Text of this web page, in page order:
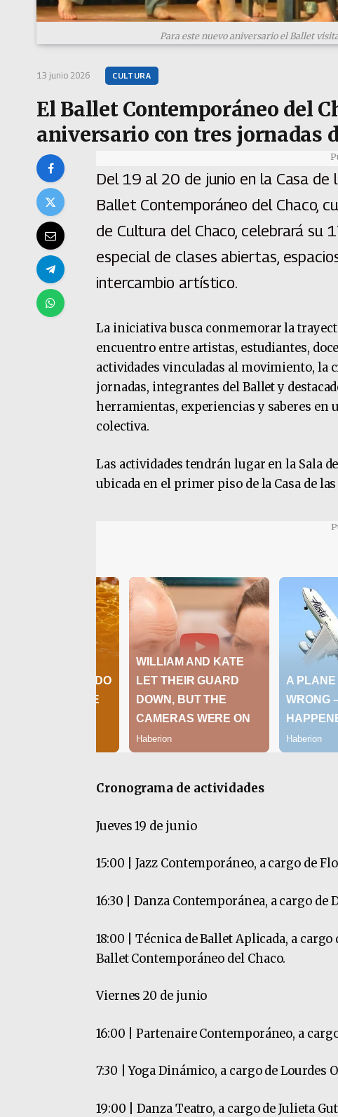
13 junio 2026 CULTURA
El Ballet Contemporáneo del
aniversario con tres jornadas
Para este nuevo aniversario el Ballet
Del 19 al 20 de junio en la Casa de
Ballet Contemporáneo del Chaco,
de Cultura del Chaco, celebrará su
especial de clases abiertas,
intercambio artístico.
La iniciativa busca conmemorar la
encuentro entre artistas, estudiantes,
actividades vinculadas al movimiento, la
jornadas, integrantes del Ballet y
herramientas, experiencias y saberes en
colectiva.
Las actividades tendrán lugar en la Sala
ubicada en el primer piso de la Casa de
Cronograma de actividades
Jueves 19 de junio
15:00 | Jazz Contemporáneo, a cargo de
16:30 | Danza Contemporánea, a cargo de
18:00 | Técnica de Ballet Aplicada, a
Ballet Contemporáneo del Chaco.
Viernes 20 de junio
16:00 | Partenaire Contemporáneo, a
7:30 | Yoga Dinámico, a cargo de Lourdes
19:00 | Danza Teatro, a cargo de Julieta